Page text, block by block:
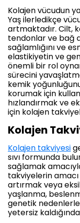
Kolajen vücudun
Yaş ilerledikçe
artmaktadır. Cilt,
tendonlar ve bağ
sağlamlığını ve
elastikiyetin ve
önemli bir rol
sürecini
kemik
korumak için
hızlandırmak ve
için kolajen
Kolajen
Kolajen takviyesi
sıvı formunda
sağlamak
takviyelerin
artırmak veya
yaşlanma,
genetik
yetersiz